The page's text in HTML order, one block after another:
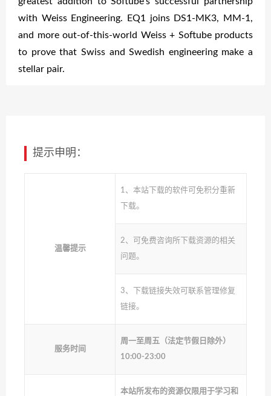
with Weiss Engineering. EQ1 joins DS1-MK3, MM-1,
and more out-of-this-world Weiss + Softube products
to prove that Swiss and Swedish engineering make a
stellar pair.
提示申明：
温馨提示
1、本站下载的软件可免积分重新
下载。
2、可免费咨询所下载资源的相关
问题。
3、下载链接失效可联系管理修复
链接。
服务时间
周一至周五（法定节假日除外）
10:00-23:00
本站所发布的资源仅限用于学习和